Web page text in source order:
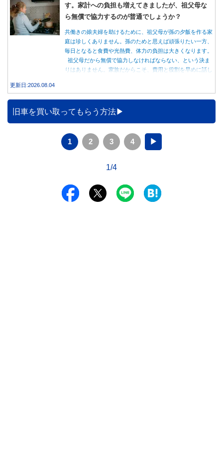
す。家計への負担も増えてきましたが、祖父母な
ら無償で協力するのが普通でしょうか？
共働きの娘夫婦を助けるために、祖父母が孫の夕飯を作る家
庭は珍しくありません。孫のためと思えば頑張りたい一方、
毎日となると食費や光熱費、体力の負担は大きくなります。
祖父母だから無償で協力しなければならない、という決ま
りはありません。家族だからこそ、費用と役割を早めに話し
更新日:2026.08.04
旧車を買い取ってもらう方法
1 2 3 4 ▶
1/4